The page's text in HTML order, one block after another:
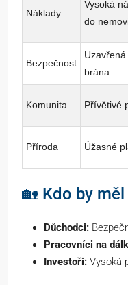
Náklady
Vysoká
do
Bezpečnost
brána
Komunita Přívětivé
Příroda Úžasné
🏡 Kdo by
Důchodci:
Pracovníci na
Investoři: Vysoká